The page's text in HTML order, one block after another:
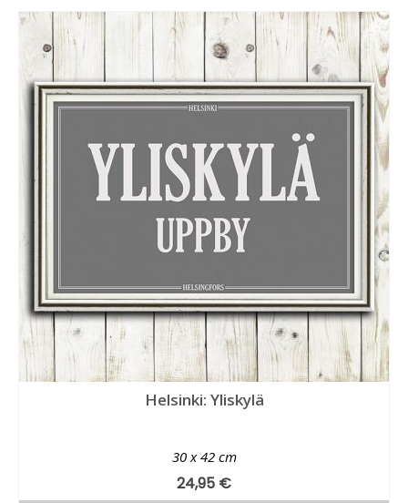
Helsinki: Yliskylä
30 x 42 cm
24,95 €